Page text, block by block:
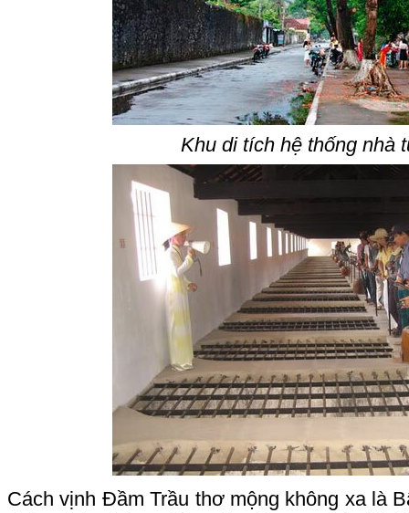
Khu di tích hệ thống nhà
Cách vịnh Đầm Trầu thơ mộng không xa là